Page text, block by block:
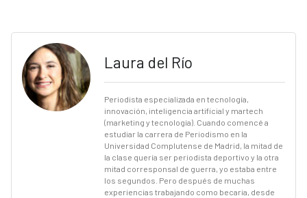
Laura del Río
Periodista especializada en tecnología,
innovación, inteligencia artificial y martech
(marketing y tecnología). Cuando comencé a
estudiar la carrera de Periodismo en la
Universidad Complutense de Madrid, la mitad de
la clase quería ser periodista deportivo y la otra
mitad corresponsal de guerra, yo estaba entre
los segundos. Pero después de muchas
experiencias trabajando como becaria, desde